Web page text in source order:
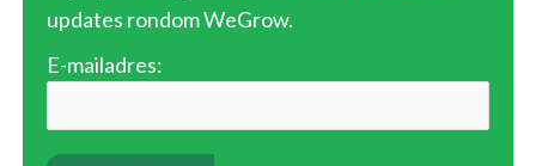
updates rondom WeGrow.
E-mailadres: